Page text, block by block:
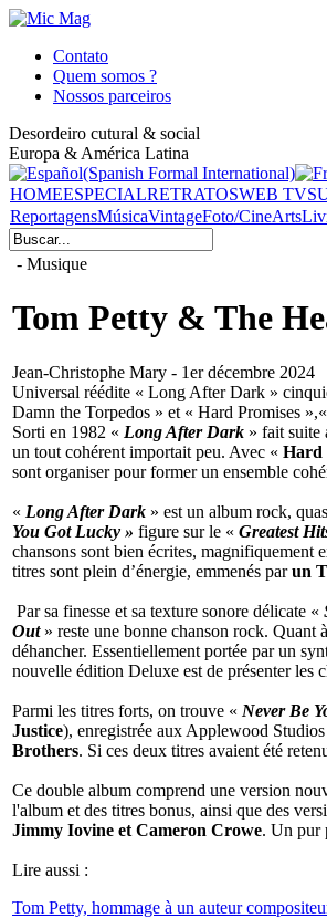
Contato
Quem somos ?
Nossos parceiros
Desordeiro cutural & social
Europa & América Latina
HOMEESPECIALRETRATOSWEB TV
ReportagensMúsicaVintageFoto/CineArts
- Musique
Tom Petty & The
Jean-Christophe Mary - 1er décembre 2024
Universal réédite « Long After Dark »
Damn the Torpedos » et « Hard Promises
Sorti en 1982 « Long After Dark » fait suite
un tout cohérent importait peu. Avec « Hard
sont organiser pour former un ensemble
« Long After Dark » est un album rock,
You Got Lucky » figure sur le « Greatest
chansons sont bien écrites, magnifiquement
titres sont plein d’énergie, emmenés parun
Par sa finesse et sa texture sonore délicate «
Out» reste une bonne chanson rock. Quant
déhancher. Essentiellement portée par un
nouvelle édition Deluxe est de présenter les
Parmi les titres forts, on trouve « Never Be
Justice), enregistrée aux Applewood
Brothers. Si ces deux titres avaient été
Ce double album comprend une version
l'album et des titres bonus, ainsi que des
Jimmy Iovine et Cameron Crowe. Un pur
Lire aussi :
Tom Petty, hommage à un auteur